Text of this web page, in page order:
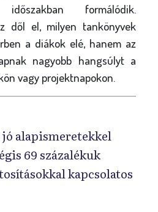
időszakban formálódik.
dől el, milyen tankönyvek
a diákok elé, hanem az
nagyobb hangsúlyt a
vagy projektnapokon.
alapismeretekkel
69 százalékuk
kapcsolatos